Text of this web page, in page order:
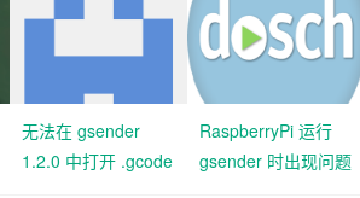
无法在 gsender
1.2.0 中打开 .gcode
RaspberryPi 运行
gsender 时出现问题